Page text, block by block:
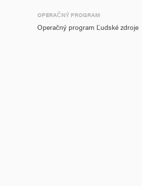
OPERAČNÝ PROGRAM
Operačný program Ľudské zdroje